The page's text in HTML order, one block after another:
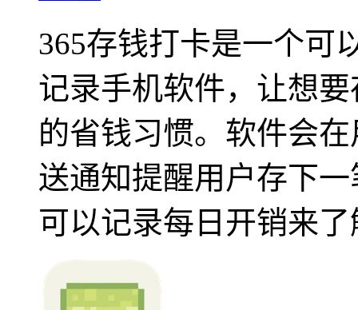
365存钱打卡是一个可
记录手机软件，让想
的省钱习惯。软件会
送通知提醒用户存下
可以记录每日开销来